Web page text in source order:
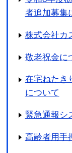
者追加募集
株式会社カ
敬老祝金に
在宅ねたき
について
緊急通報シ
高齢者用手